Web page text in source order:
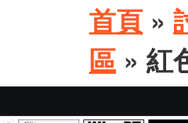
首頁 »
區 » 紅